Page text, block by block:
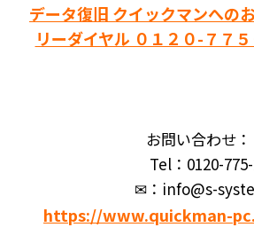
データ復旧 クイックマンへの
リーダイヤル ０１２０-７７５
お問い合わせ：
Tel：0120-775-
✉：info@s-
https://www.quickman-